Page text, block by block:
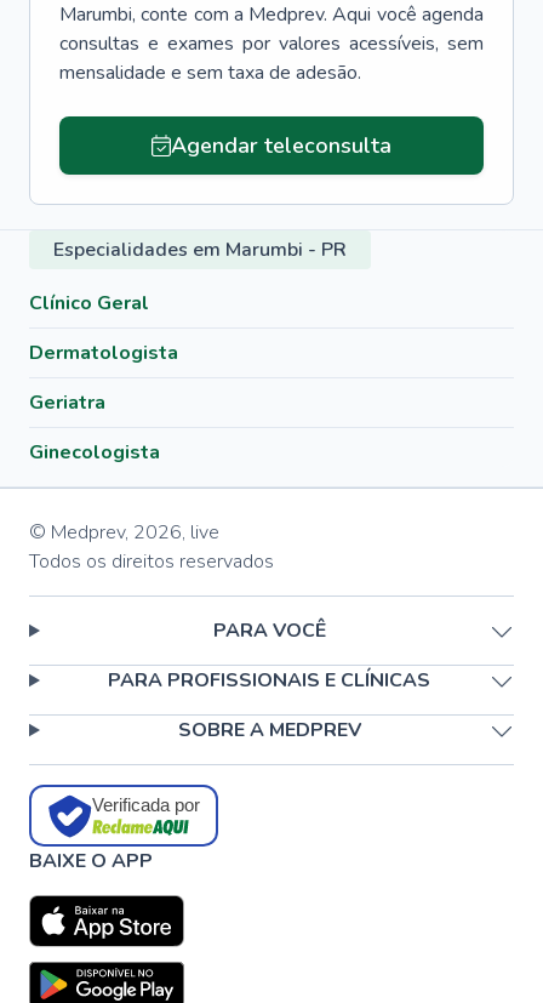
Marumbi, conte com a Medprev. Aqui você agenda
consultas e exames por valores acessíveis, sem
mensalidade e sem taxa de adesão.
Agendar teleconsulta
Especialidades em Marumbi - PR
Clínico Geral
Dermatologista
Geriatra
Ginecologista
© Medprev, 2026, live
Todos os direitos reservados
PARA VOCÊ
PARA PROFISSIONAIS E CLÍNICAS
SOBRE A MEDPREV
Verificada por
BAIXE O APP